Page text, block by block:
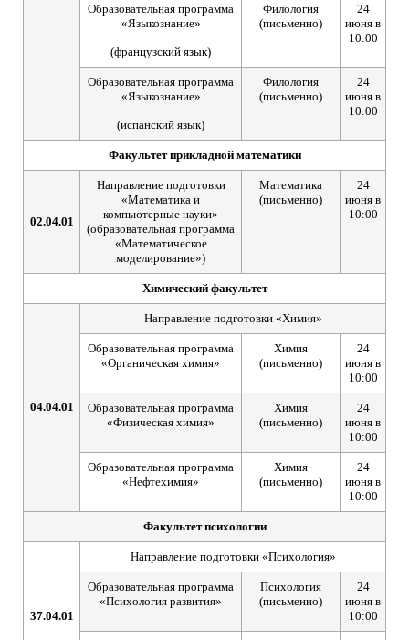
Образовательная программа
«Языкознание»
(французский язык)
Филология
(письменно)
24
июня в
10:00
Образовательная программа
«Языкознание»
(испанский язык)
Филология
(письменно)
24
июня в
10:00
Факультет прикладной математики
02.04.01
Направление подготовки
«Математика и
компьютерные науки»
(образовательная программа
«Математическое
моделирование»)
Математика
(письменно)
24
июня в
10:00
Химический факультет
04.04.01
Направление подготовки «Химия»
Образовательная программа
«Органическая химия»
Химия
(письменно)
24
июня в
10:00
Образовательная программа
«Физическая химия»
Химия
(письменно)
24
июня в
10:00
Образовательная программа
«Нефтехимия»
Химия
(письменно)
24
июня в
10:00
Факультет психологии
37.04.01
Направление подготовки «Психология»
Образовательная программа
«Психология развития»
Психология
(письменно)
24
июня в
10:00